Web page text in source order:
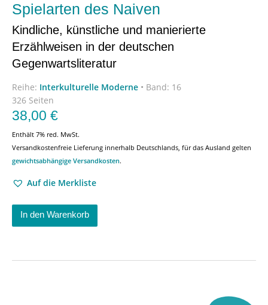
Spielarten des Naiven
Kindliche, künstliche und manierierte
Erzählweisen in der deutschen
Gegenwartsliteratur
Reihe: Interkulturelle Moderne • Band: 16
326 Seiten
38,00 €
Enthält 7% red. MwSt.
Versandkostenfreie Lieferung innerhalb Deutschlands, für das Ausland gelten
gewichtsabhängige Versandkosten.
Auf die Merkliste
In den Warenkorb